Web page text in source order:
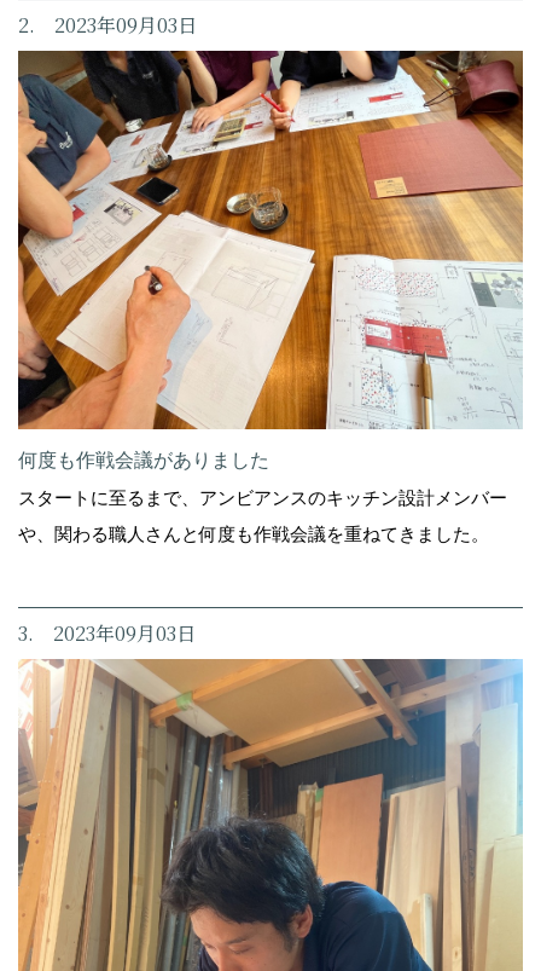
2. 2023年09月03日
何度も作戦会議がありました
スタートに至るまで、アンビアンスのキッチン設計メンバー
や、関わる職人さんと何度も作戦会議を重ねてきました。
3. 2023年09月03日